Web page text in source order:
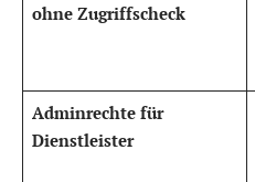
ohne Zugriffscheck
Adminrechte für
Dienstleister